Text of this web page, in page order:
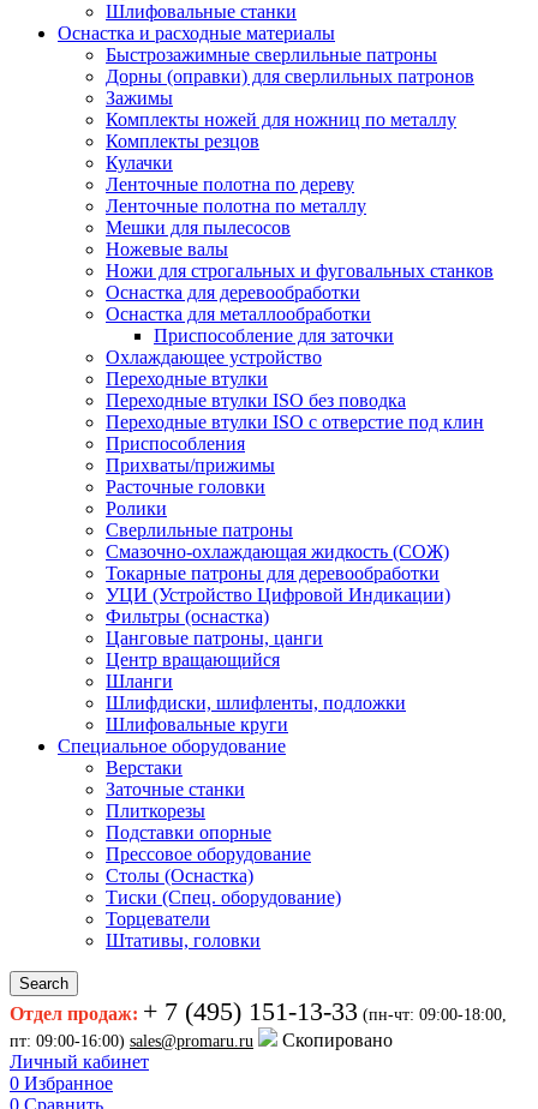
Шлифовальные станки
Оснастка и расходные материалы
Быстрозажимные сверлильные патроны
Дорны (оправки) для сверлильных патронов
Зажимы
Комплекты ножей для ножниц по металлу
Комплекты резцов
Кулачки
Ленточные полотна по дереву
Ленточные полотна по металлу
Мешки для пылесосов
Ножевые валы
Ножи для строгальных и фуговальных станков
Оснастка для деревообработки
Оснастка для металлообработки
Приспособление для заточки
Охлаждающее устройство
Переходные втулки
Переходные втулки ISO без поводка
Переходные втулки ISO с отверстие под клин
Приспособления
Прихваты/прижимы
Расточные головки
Ролики
Сверлильные патроны
Смазочно-охлаждающая жидкость (СОЖ)
Токарные патроны для деревообработки
УЦИ (Устройство Цифровой Индикации)
Фильтры (оснастка)
Цанговые патроны, цанги
Центр вращающийся
Шланги
Шлифдиски, шлифленты, подложки
Шлифовальные круги
Специальное оборудование
Верстаки
Заточные станки
Плиткорезы
Подставки опорные
Прессовое оборудование
Столы (Оснастка)
Тиски (Спец. оборудование)
Торцеватели
Штативы, головки
Search
Отдел продаж: + 7 (495) 151-13-33 (пн-чт: 09:00-18:00,
пт: 09:00-16:00) sales@promaru.ru
Скопировано
Личный кабинет
0 Избранное
0 Сравнить